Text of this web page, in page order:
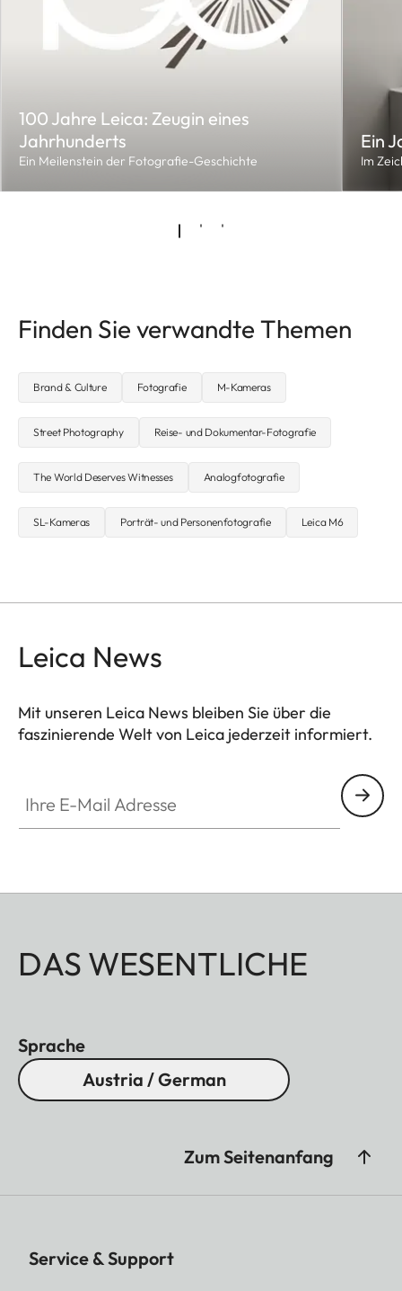
100 Jahre Leica: Zeugin eines
Jahrhunderts
Ein Meilenstein der Fotografie-Geschichte
Ein
Im
Finden Sie verwandte Themen
Brand & Culture Fotografie M-Kameras
Street Photography Reise- und Dokumentar-Fotografie
The World Deserves Witnesses Analogfotografie
SL-Kameras Porträt- und Personenfotografie Leica M6
Leica News
Mit unseren Leica News bleiben Sie über die
faszinierende Welt von Leica jederzeit informiert.
DAS WESENTLICHE
Sprache
Austria / German
Zum Seitenanfang
Service & Support